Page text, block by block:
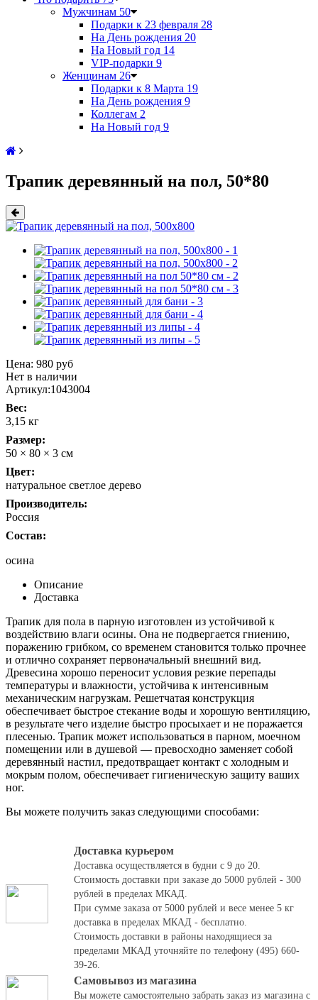
Мужчинам 50
Подарки к 23 февраля 28
На День рождения 20
На Новый год 14
VIP-подарки 9
Женщинам 26
Подарки к 8 Марта 19
На День рождения 9
Коллегам 2
На Новый год 9
Трапик деревянный на пол, 50*80
Цена: 980 руб
Нет в наличии
Артикул:1043004
Вес:
3,15 кг
Размер:
50 × 80 × 3 см
Цвет:
натуральное светлое дерево
Производитель:
Россия
Состав:
осина
Описание
Доставка
Трапик для пола в парную изготовлен из устойчивой к
воздействию влаги осины. Она не подвергается гниению,
поражению грибком, со временем становится только прочнее
и отлично сохраняет первоначальный внешний вид.
Древесина хорошо переносит условия резкие перепады
температуры и влажности, устойчива к интенсивным
механическим нагрузкам. Решетчатая конструкция
обеспечивает быстрое стекание воды и хорошую вентиляцию,
в результате чего изделие быстро просыхает и не поражается
плесенью. Трапик может использоваться в парном, моечном
помещении или в душевой — превосходно заменяет собой
деревянный настил, предотвращает контакт с холодным и
мокрым полом, обеспечивает гигиеническую защиту ваших
ног.
Вы можете получить заказ следующими способами:
Доставка курьером
Доставка осуществляется в будни с 9 до 20.
Стоимость доставки при заказе до 5000 рублей - 300
рублей в пределах МКАД.
При сумме заказа от 5000 рублей и весе менее 5 кг
доставка в пределах МКАД - бесплатно.
Стоимость доставки в районы находящиеся за
пределами МКАД уточняйте по телефону (495) 660-
39-26.
Самовывоз из магазина
Вы можете самостоятельно забрать заказ из магазина с